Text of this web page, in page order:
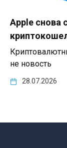
Apple снова
не новость
28.07.2026